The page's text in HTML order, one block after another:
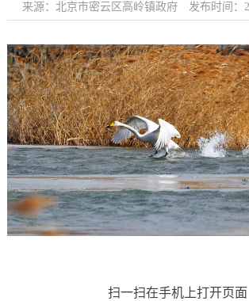
来源：北京市密云区高岭镇政府 发布时间：
扫一扫在手机上打开页面